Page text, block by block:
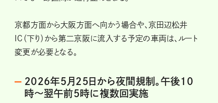
京都方面から大阪方面へ向かう場合や、京田辺松井
IC（下り）から第二京阪に流入する予定の車両は、ルート
変更が必要となる。
2026年5月25日から夜間規制。午後10
時〜翌午前5時に複数回実施